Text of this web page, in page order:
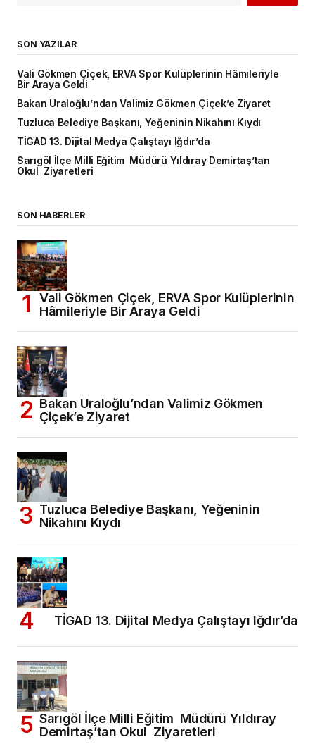
SON YAZILAR
Vali Gökmen Çiçek, ERVA Spor Kulüplerinin Hâmileriyle
Bir Araya Geldi
Bakan Uraloğlu’ndan Valimiz Gökmen Çiçek’e Ziyaret
Tuzluca Belediye Başkanı, Yeğeninin Nikahını Kıydı
TİGAD 13. Dijital Medya Çalıştayı Iğdır’da
Sarıgöl İlçe Milli Eğitim Müdürü Yıldıray Demirtaş’tan
Okul Ziyaretleri
SON HABERLER
Vali Gökmen Çiçek, ERVA Spor Kulüplerinin
Hâmileriyle Bir Araya Geldi
Bakan Uraloğlu’ndan Valimiz Gökmen
Çiçek’e Ziyaret
Tuzluca Belediye Başkanı, Yeğeninin
Nikahını Kıydı
TİGAD 13. Dijital Medya Çalıştayı Iğdır’da
Sarıgöl İlçe Milli Eğitim Müdürü Yıldıray
Demirtaş’tan Okul Ziyaretleri